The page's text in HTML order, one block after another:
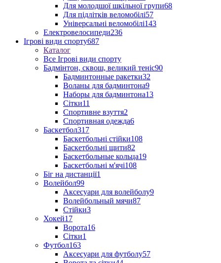
Для молодшої шкільної групи68
Для підлітків веломобілі57
Універсальні веломобілі143
Електровелосипеди236
Ігрові види спорту687
Каталог
Все Ігрові види спорту
Бадмінтон, сквош, великий теніс90
Бадминтонные ракетки32
Воланы для бадминтона9
Наборы для бадминтона13
Сітки11
Спортивне взуття2
Спортивная одежда6
Баскетбол317
Баскетбольні стійки108
Баскетбольні щити82
Баскетбольные кольца19
Баскетбольні м'ячі108
Біг на дистанції1
Волейбол99
Аксесуари для волейболу9
Волейбольный мячи87
Стійки3
Хокей17
Ворота16
Сітки1
Футбол163
Аксесуари для футболу57